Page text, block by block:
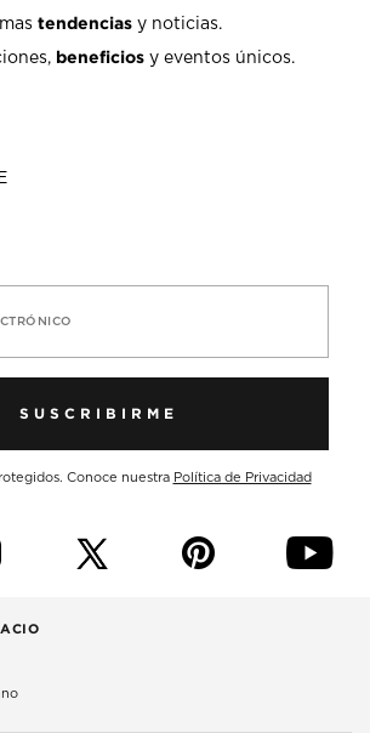
tendencias y noticias.
beneficios y eventos únicos.
SUSCRIBIRME
Conoce nuestra Política de Privacidad
p y